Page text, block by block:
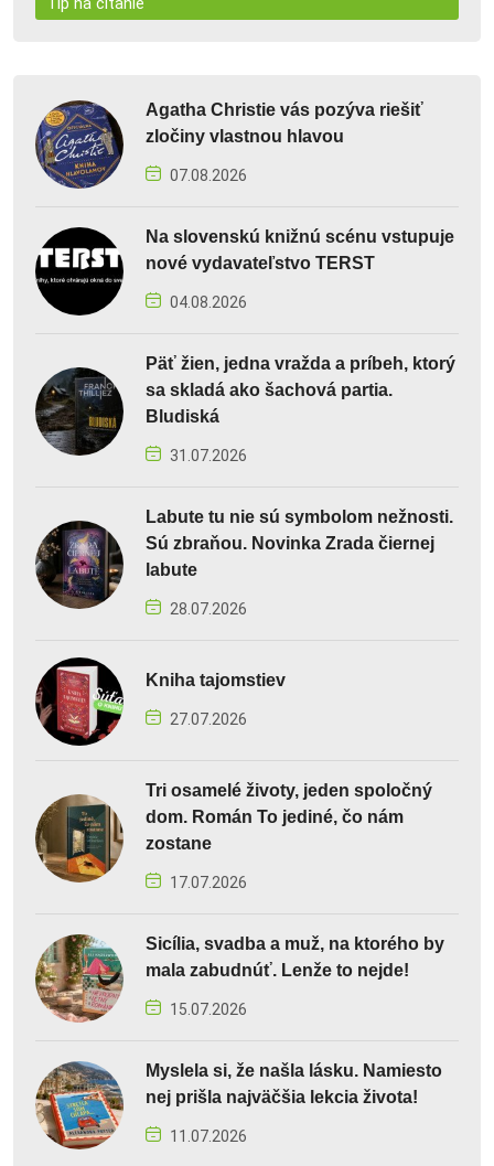
Agatha Christie vás pozýva riešiť
zločiny vlastnou hlavou
07.08.2026
Na slovenskú knižnú scénu vstupuje
nové vydavateľstvo TERST
04.08.2026
Päť žien, jedna vražda a príbeh, ktorý
sa skladá ako šachová partia.
Bludiská
31.07.2026
Labute tu nie sú symbolom nežnosti.
Sú zbraňou. Novinka Zrada čiernej
labute
28.07.2026
Kniha tajomstiev
27.07.2026
Tri osamelé životy, jeden spoločný
dom. Román To jediné, čo nám
zostane
17.07.2026
Sicília, svadba a muž, na ktorého by
mala zabudnúť. Lenže to nejde!
15.07.2026
Myslela si, že našla lásku. Namiesto
nej prišla najväčšia lekcia života!
11.07.2026